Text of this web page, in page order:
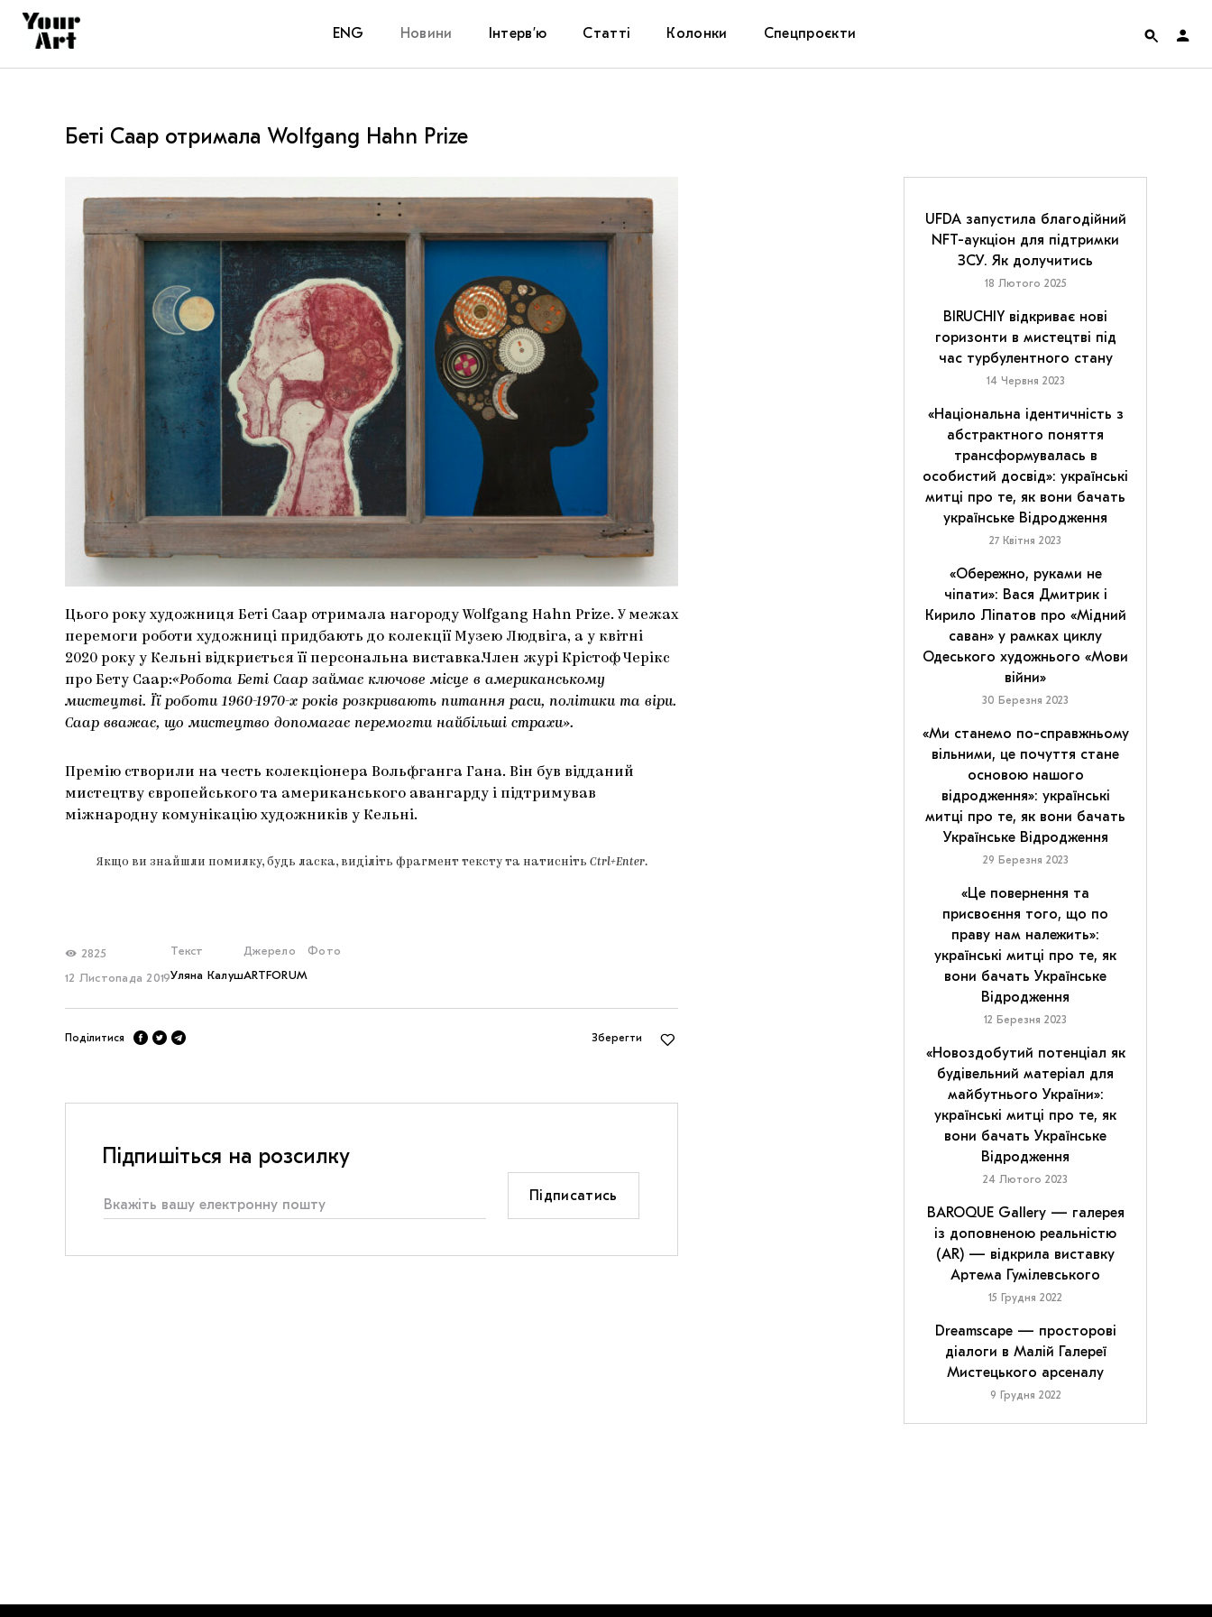
ENG Новини Інтерв’ю Статті Колонки Спецпроєкти
Беті Саар отримала Wolfgang Hahn Prize
Цього року художниця Беті Саар отримала нагороду Wolfgang Hahn Prize. У межах
перемоги роботи художниці придбають до колекції Музею Людвіга, а у квітні
2020 року у Кельні відкриється її персональна виставка.Член журі Крістоф Черікс
про Бету Саар:«Робота Беті Саар займає ключове місце в американському
мистецтві. Її роботи 1960-1970-х років розкривають питання раси, політики та віри.
Саар вважає, що мистецтво допомагає перемогти найбільші страхи».
Премію створили на честь колекціонера Вольфганга Гана. Він був відданий
мистецтву європейського та американського авангарду і підтримував
міжнародну комунікацію художників у Кельні.
Якщо ви знайшли помилку, будь ласка, виділіть фрагмент тексту та натисніть Ctrl+Enter.
2825
12 Листопада 2019
Текст
Уляна Калуш
Джерело
ARTFORUM
Фото
Поділитися Зберегти
Підпишіться на розсилку
Підписатись
UFDA запустила благодійний
NFT-аукціон для підтримки
ЗСУ. Як долучитись
18 Лютого 2025
BIRUCHIY відкриває нові
горизонти в мистецтві під
час турбулентного стану
14 Червня 2023
«Національна ідентичність з
абстрактного поняття
трансформувалась в
особистий досвід»: українські
митці про те, як вони бачать
українське Відродження
27 Квітня 2023
«Обережно, руками не
чіпати»: Вася Дмитрик і
Кирило Ліпатов про «Мідний
саван» у рамках циклу
Одеського художнього «Мови
війни»
30 Березня 2023
«Ми станемо по-справжньому
вільними, це почуття стане
основою нашого
відродження»: українські
митці про те, як вони бачать
Українське Відродження
29 Березня 2023
«Це повернення та
присвоєння того, що по
праву нам належить»:
українські митці про те, як
вони бачать Українське
Відродження
12 Березня 2023
«Новоздобутий потенціал як
будівельний матеріал для
майбутнього України»:
українські митці про те, як
вони бачать Українське
Відродження
24 Лютого 2023
BAROQUE Gallery — галерея
із доповненою реальністю
(AR) — відкрила виставку
Артема Гумілевського
15 Грудня 2022
Dreamscape — просторові
діалоги в Малій Галереї
Мистецького арсеналу
9 Грудня 2022